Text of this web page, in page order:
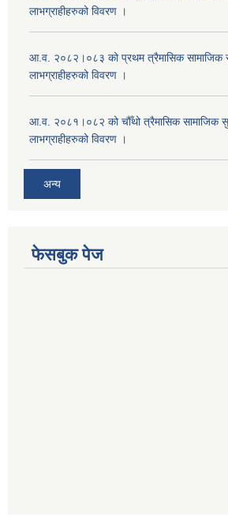
लाभग्राहीहरुको विवरण ।
आ.व. २०८२।०८३ को प्रथम त्रैमासिक सामाजिक
लाभग्राहीहरुको विवरण ।
आ.व. २०८१।०८२ को चौँथो त्रैमासिक सामाजिक
लाभग्राहीहरुको विवरण ।
अन्य
फेसबुक पेज